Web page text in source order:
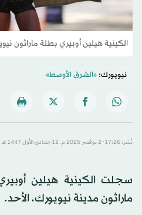
الكينية هيلين أوبيري بطلة ماراثون
نيويورك:«الشرق الأوسط»
نُشر: 17:26-2 نوفمبر 2025 م ـ 12 جمادي الأول 1447 هـ
سجلت الكينية هيلين
ماراثون مدينة نيويورك، الأحد.